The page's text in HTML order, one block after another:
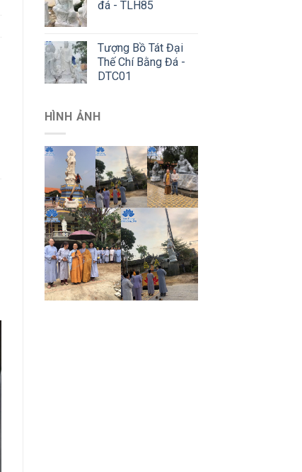
đá - TLH85
Tượng Bồ Tát Đại
Thế Chí Bằng Đá -
DTC01
HÌNH ẢNH